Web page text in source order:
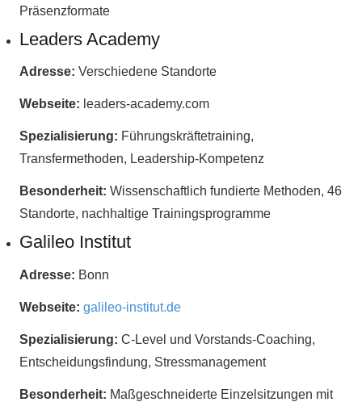
Präsenzformate
Leaders Academy
Adresse: Verschiedene Standorte
Webseite: leaders-academy.com
Spezialisierung: Führungskräftetraining,
Transfermethoden, Leadership-Kompetenz
Besonderheit: Wissenschaftlich fundierte Methoden, 46
Standorte, nachhaltige Trainingsprogramme
Galileo Institut
Adresse: Bonn
Webseite: galileo-institut.de
Spezialisierung: C-Level und Vorstands-Coaching,
Entscheidungsfindung, Stressmanagement
Besonderheit: Maßgeschneiderte Einzelsitzungen mit